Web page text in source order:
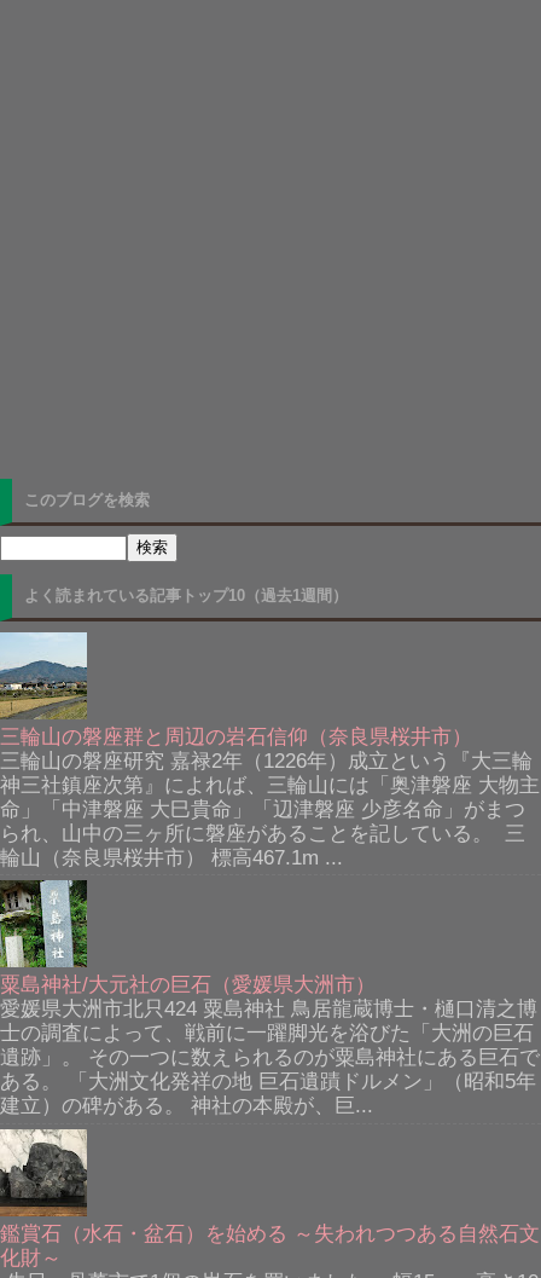
このブログを検索
よく読まれている記事トップ10（過去1週間）
三輪山の磐座群と周辺の岩石信仰（奈良県桜井市）
三輪山の磐座研究 嘉禄2年（1226年）成立という『大三輪
神三社鎮座次第』によれば、三輪山には「奥津磐座 大物主
命」「中津磐座 大巳貴命」「辺津磐座 少彦名命」がまつ
られ、山中の三ヶ所に磐座があることを記している。 三
輪山（奈良県桜井市） 標高467.1m ...
粟島神社/大元社の巨石（愛媛県大洲市）
愛媛県大洲市北只424 粟島神社 鳥居龍蔵博士・樋口清之博
士の調査によって、戦前に一躍脚光を浴びた「大洲の巨石
遺跡」。 その一つに数えられるのが粟島神社にある巨石で
ある。 「大洲文化発祥の地 巨石遺蹟ドルメン」（昭和5年
建立）の碑がある。 神社の本殿が、巨...
鑑賞石（水石・盆石）を始める ～失われつつある自然石文
化財～